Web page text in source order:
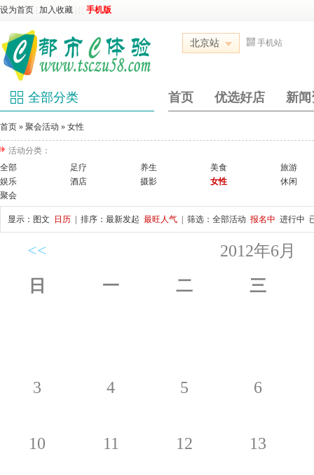
设为首页 加入收藏 手机版
北京站 手机站
全部分类 首页 优选好店 新闻
首页 » 聚会活动 » 女性
活动分类：
全部
足疗 养生 美食
旅游
娱乐
酒店 摄影 女性
休闲
聚会
显示： 图文 日历 | 排序： 最新发起 最旺人气 | 筛选： 全部活动 报名中 进行中
<<
2012年6月
日
一 二 三
3 4 5 6
10 11 12 13